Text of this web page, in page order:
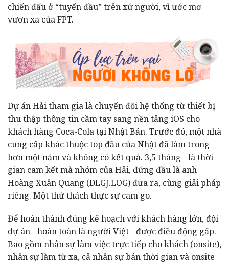
chiến đấu ở “tuyến đầu” trên xứ người, vì ước mơ
vươn xa của FPT.
Dự án Hải tham gia là chuyển đổi hệ thống từ thiết bị
thu thập thông tin cầm tay sang nền tảng iOS cho
khách hàng Coca-Cola tại Nhật Bản. Trước đó, một nhà
cung cấp khác thuộc top đầu của Nhật đã làm trong
hơn một năm và không có kết quả. 3,5 tháng - là thời
gian cam kết mà nhóm của Hải, đứng đầu là anh
Hoàng Xuân Quang (DLGJ.LOG) đưa ra, cùng giải pháp
riêng. Một thử thách thực sự cam go.
Để hoàn thành đúng kế hoạch với khách hàng lớn, đội
dự án - hoàn toàn là người Việt - được điều động gấp.
Bao gồm nhân sự làm việc trực tiếp cho khách (onsite),
nhân sự làm từ xa, cả nhân sự bán thời gian và onsite